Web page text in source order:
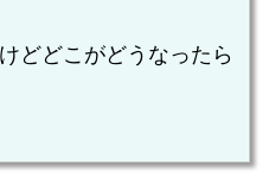
どどこがどうなったら